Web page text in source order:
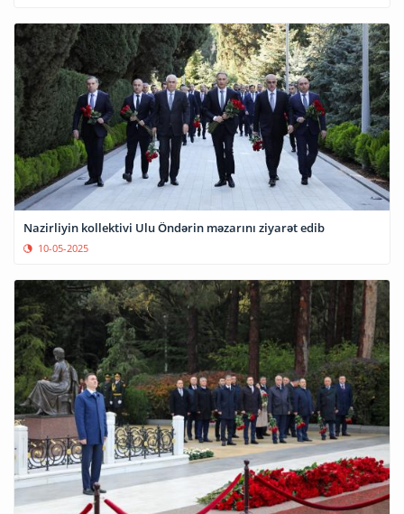
Nazirliyin kollektivi Ulu Öndərin məzarını ziyarət edib
10-05-2025